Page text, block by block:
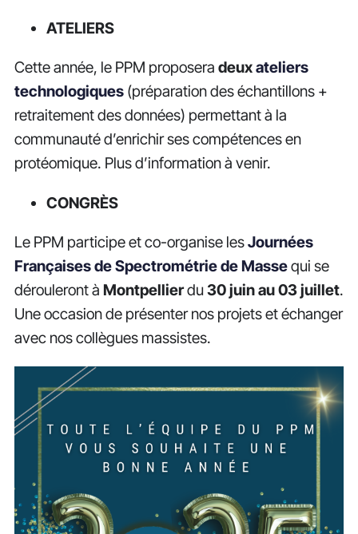
ATELIERS
Cette année, le PPM proposera deuxateliers
technologiques (préparation des échantillons +
retraitement des données) permettant à la
communauté d’enrichir ses compétences en
protéomique. Plus d’information à venir.
CONGRÈS
Le PPM participe et co-organise lesJournées
Françaises de Spectrométrie de Massequi se
dérouleront à Montpellierdu30 juin au 03 juillet.
Une occasion de présenter nos projets et échanger
avec nos collègues massistes.